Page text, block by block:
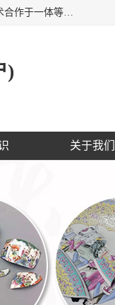
福建泉州洁圣士陶瓷修复技术有限公司位于福建泉州，是一家集瓷器修复及陶瓷制品修复技术研发、培训以及技术合作于一体等专业修复机构，公司主营：瓷器修复，陶瓷修复，瓷器无痕修复，陶瓷佛像修复，瓷器修复技术培训等。 洁圣士以全新的技术修复各种：古陶瓷、花瓶、餐具、工艺品、卫浴、颜色不一的金边、银边、花边，修复后基本无痕迹，修补成本低。丰富的经验为客户提供实用、优质服务！
)
关于我们